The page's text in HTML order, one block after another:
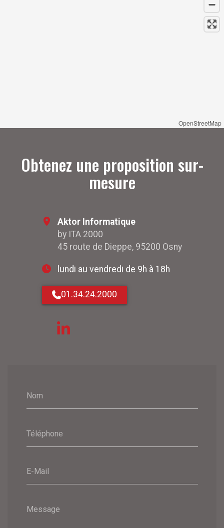
OpenStreetMap
Obtenez une proposition sur-
mesure
Nom
Téléphone
E-Mail
Message
Aktor Informatique
by ITA 2000
45 route de Dieppe, 95200 Osny
lundi au vendredi de 9h à 18h
01.34.24.2000